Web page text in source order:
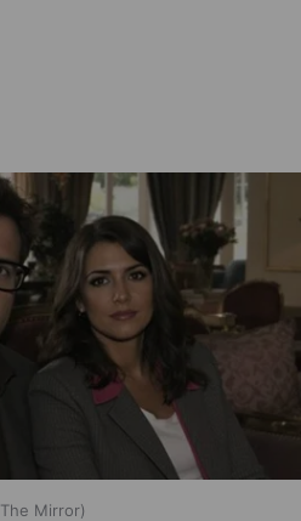
The Mirror